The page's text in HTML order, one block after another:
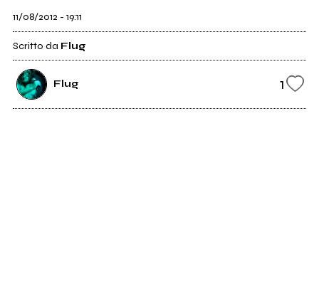
11/08/2012 - 19:11
Scritto da Flug
Flug 1